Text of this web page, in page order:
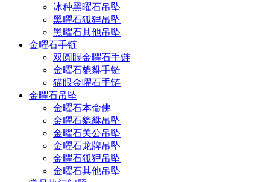
冰种黑曜石吊坠
黑曜石狐狸吊坠
黑曜石其他吊坠
金曜石手链
双圆眼金曜石手链
金曜石貔貅手链
猫眼金曜石手链
金曜石吊坠
金曜石本命佛
金曜石貔貅吊坠
金曜石关公吊坠
金曜石龙牌吊坠
金曜石狐狸吊坠
金曜石其他吊坠